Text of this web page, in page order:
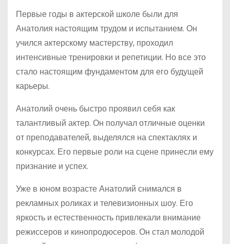
Первые годы в актерской школе были для
Анатолия настоящим трудом и испытанием. Он
учился актерскому мастерству, проходил
интенсивные тренировки и репетиции. Но все это
стало настоящим фундаментом для его будущей
карьеры.
Анатолий очень быстро проявил себя как
талантливый актер. Он получал отличные оценки
от преподавателей, выделялся на спектаклях и
конкурсах. Его первые роли на сцене принесли ему
признание и успех.
Уже в юном возрасте Анатолий снимался в
рекламных роликах и телевизионных шоу. Его
яркость и естественность привлекали внимание
режиссеров и кинопродюсеров. Он стал молодой